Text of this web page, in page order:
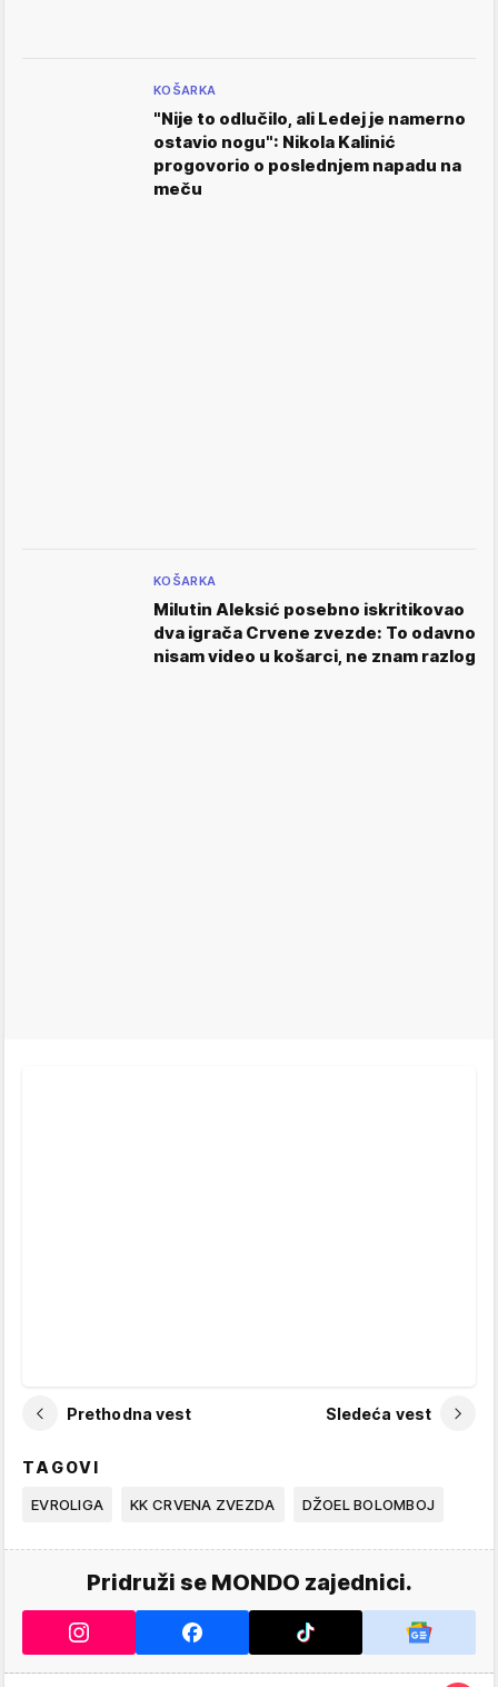
KOŠARKA
"Nije to odlučilo, ali Ledej je namerno
ostavio nogu": Nikola Kalinić
progovorio o poslednjem napadu na
meču
KOŠARKA
Milutin Aleksić posebno iskritikovao
dva igrača Crvene zvezde: To odavno
nisam video u košarci, ne znam razlog
Prethodna vest Sledeća vest
TAGOVI
EVROLIGA KK CRVENA ZVEZDA DŽOEL BOLOMBOJ
Pridruži se MONDO zajednici.